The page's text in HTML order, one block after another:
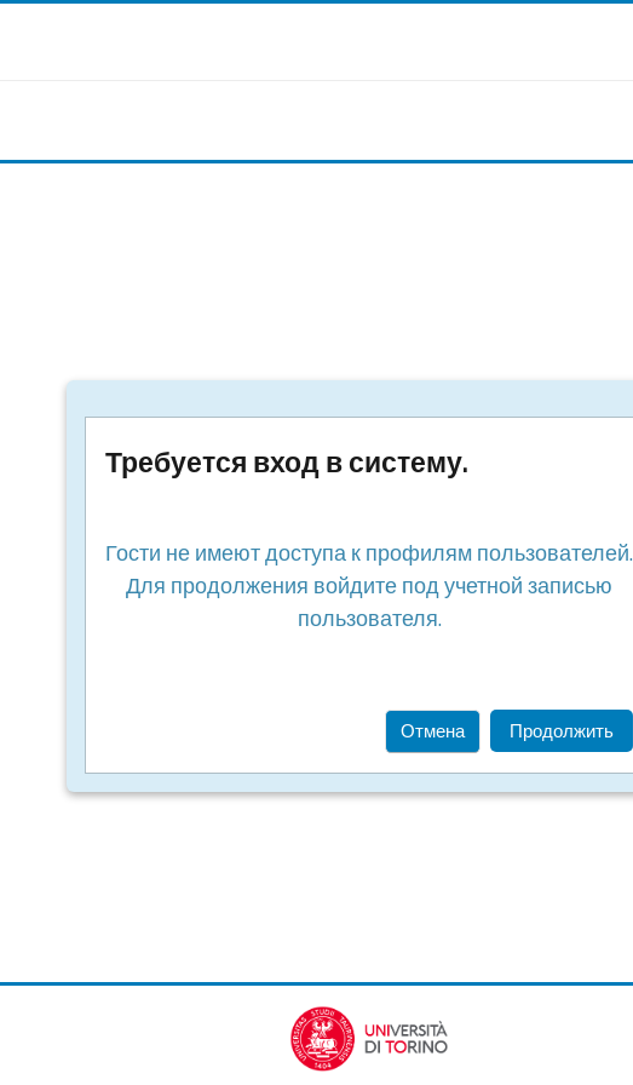
Требуется вход в систему.
Гости не имеют доступа к профилям пользователей.
Для продолжения войдите под учетной записью
пользователя.
Отмена Продолжить